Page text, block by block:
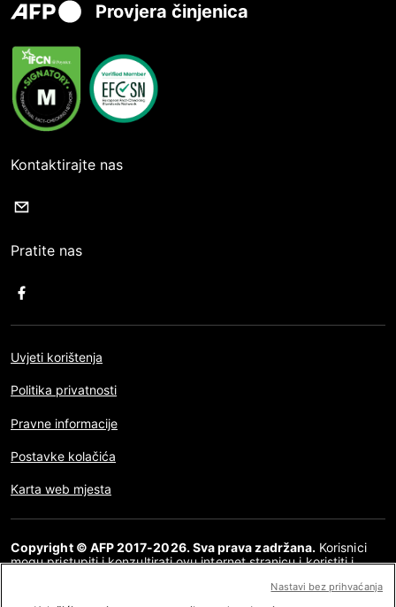
Provjera činjenica
Kontaktirajte nas
Pratite nas
Uvjeti korištenja
Politika privatnosti
Pravne informacije
Postavke kolačića
Karta web mjesta
Copyright © AFP 2017-2026. Sva prava zadržana. Korisnici
mogu pristupiti i konzultirati ovu internet stranicu i koristiti i
kakva druga uporaba, posebno bilo kakva vrsta reproduciranja,
prenošenja javnosti ili distribucija sadržaja ove internet
Nastavi bez prihvaćanja